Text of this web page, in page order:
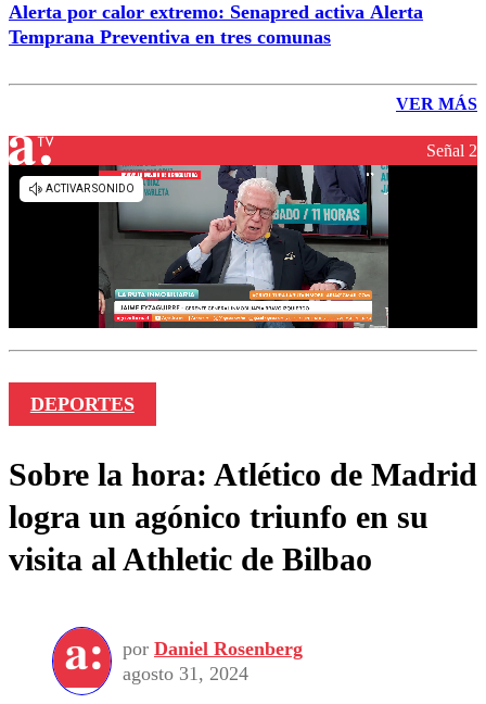
Alerta por calor extremo: Senapred activa Alerta
Temprana Preventiva en tres comunas
VER MÁS
Señal 2
DEPORTES
Sobre la hora: Atlético de Madrid
logra un agónico triunfo en su
visita al Athletic de Bilbao
por Daniel Rosenberg
agosto 31, 2024